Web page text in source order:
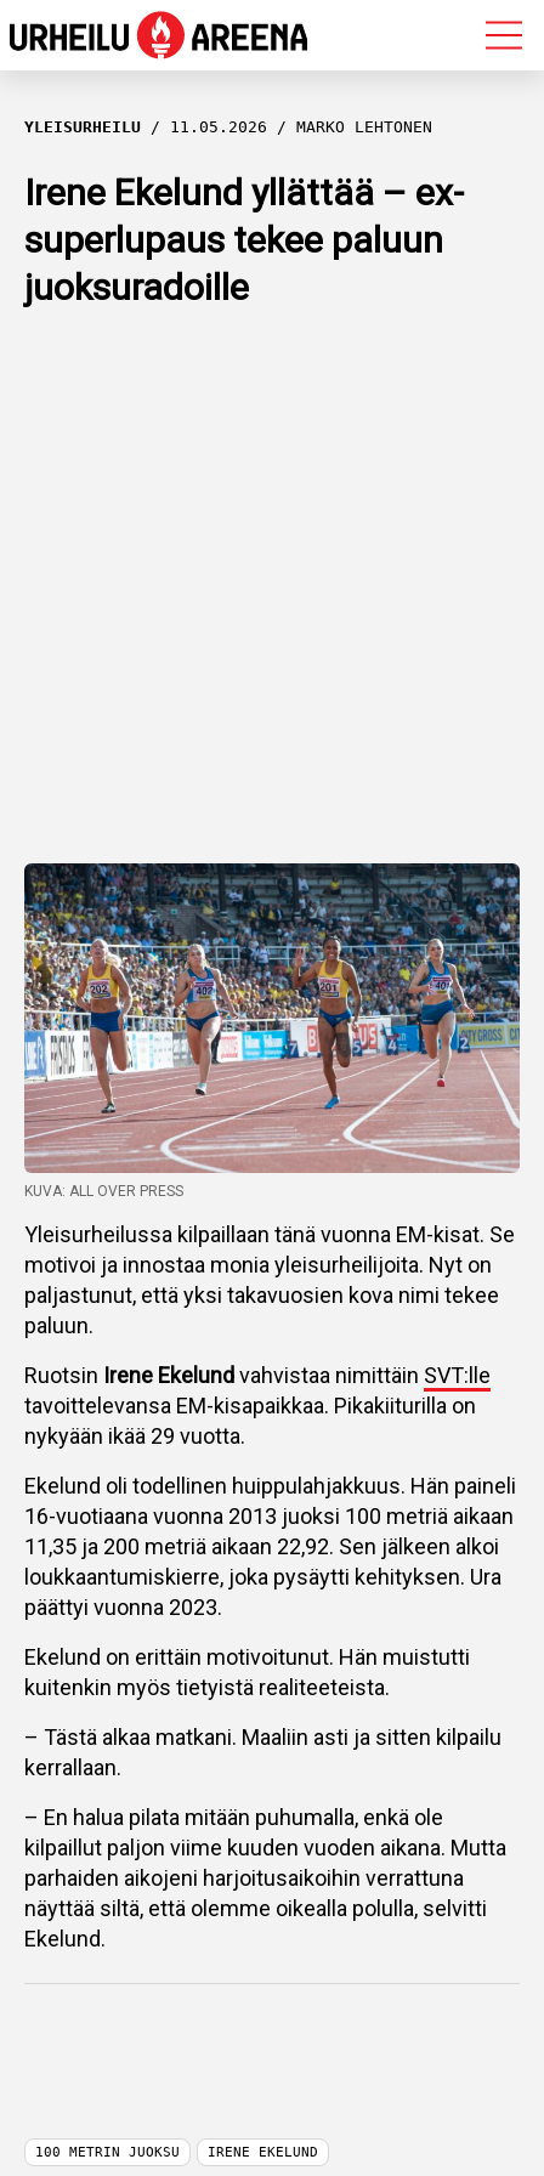
OLYMPIALAISET
MAASTOHIIHTO
AMPUMAHIIHTO
YLEISURHEILU
YLEISURHEILU 11.05.2026 MARKO LEHTONEN
Irene Ekelund yllättää – ex-
superlupaus tekee paluun
juoksuradoille
KUVA: ALL OVER PRESS
Yleisurheilussa kilpaillaan tänä vuonna EM-kisat. Se
motivoi ja innostaa monia yleisurheilijoita. Nyt on
paljastunut, että yksi takavuosien kova nimi tekee
paluun.
Ruotsin Irene Ekelundvahvistaa nimittäin SVT:lle
tavoittelevansa EM-kisapaikkaa. Pikakiiturilla on
nykyään ikää 29 vuotta.
Ekelund oli todellinen huippulahjakkuus. Hän paineli
16-vuotiaana vuonna 2013 juoksi 100 metriä aikaan
11,35 ja 200 metriä aikaan 22,92. Sen jälkeen alkoi
loukkaantumiskierre, joka pysäytti kehityksen. Ura
päättyi vuonna 2023.
Ekelund on erittäin motivoitunut. Hän muistutti
kuitenkin myös tietyistä realiteeteista.
– Tästä alkaa matkani. Maaliin asti ja sitten kilpailu
kerrallaan.
– En halua pilata mitään puhumalla, enkä ole
kilpaillut paljon viime kuuden vuoden aikana. Mutta
parhaiden aikojeni harjoitusaikoihin verrattuna
näyttää siltä, että olemme oikealla polulla, selvitti
Ekelund.
100 METRIN JUOKSU IRENE EKELUND